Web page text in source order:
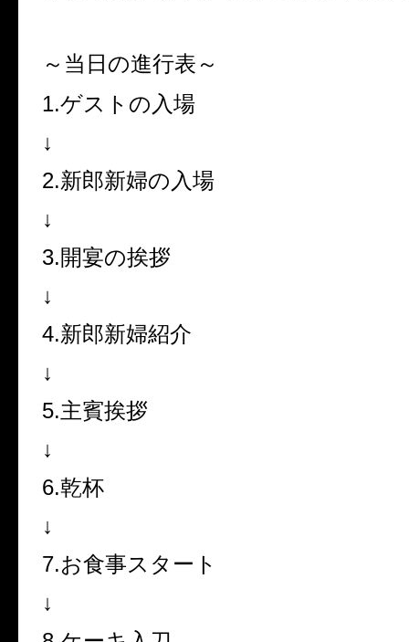
～当日の進行表～
1.ゲストの入場
↓
2.新郎新婦の入場
↓
3.開宴の挨拶
↓
4.新郎新婦紹介
↓
5.主賓挨拶
↓
6.乾杯
↓
7.お食事スタート
↓